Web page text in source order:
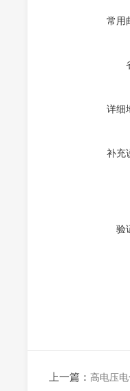
常用
详细
补充
验
上一篇： 高电压